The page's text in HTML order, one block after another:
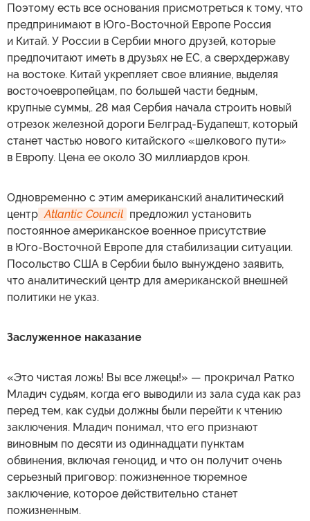
Поэтому есть все основания присмотреться к тому, что
предпринимают в Юго-Восточной Европе Россия
и Китай. У России в Сербии много друзей, которые
предпочитают иметь в друзьях не ЕС, а сверхдержаву
на востоке. Китай укрепляет свое влияние, выделяя
восточоевропейцам, по большей части бедным,
крупные суммы,. 28 мая Сербия начала строить новый
отрезок железной дороги Белград-Будапешт, который
станет частью нового китайского «шелкового пути»
в Европу. Цена ее около 30 миллиардов крон.
Одновременно с этим американский аналитический
центр Atlantic Council предложил установить
постоянное американское военное присутствие
в Юго-Восточной Европе для стабилизации ситуации.
Посольство США в Сербии было вынуждено заявить,
что аналитический центр для американской внешней
политики не указ.
Заслуженное наказание
«Это чистая ложь! Вы все лжецы!» — прокричал Ратко
Младич судьям, когда его выводили из зала суда как раз
перед тем, как судьи должны были перейти к чтению
заключения. Младич понимал, что его признают
виновным по десяти из одиннадцати пунктам
обвинения, включая геноцид, и что он получит очень
серьезный приговор: пожизненное тюремное
заключение, которое действительно станет
пожизненным.